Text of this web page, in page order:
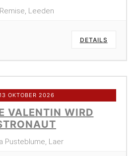
Remise, Leeden
DETAILS
OKTOBER 2026
VALENTIN WIRD
Pusteblume, Laer